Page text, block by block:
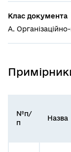
Клас документа
А.
№п/
п
Назва